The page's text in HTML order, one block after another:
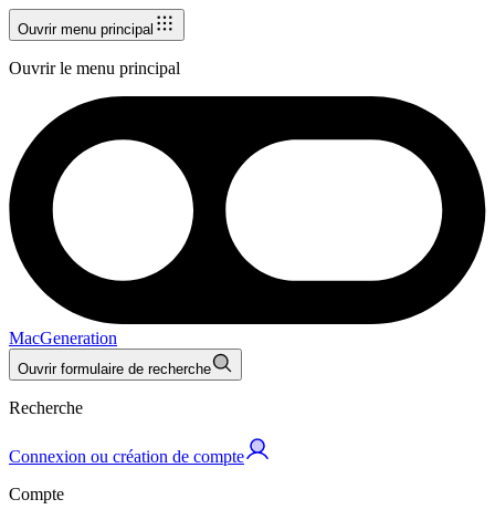
Ouvrir menu principal
Ouvrir le menu principal
MacGeneration
Ouvrir formulaire de recherche
Recherche
Connexion ou création de compte
Compte